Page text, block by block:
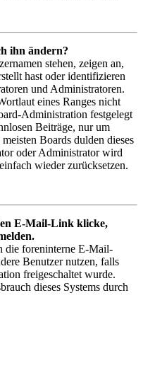
ihn ändern?
stehen, zeigen an,
hast oder identifizieren
und Administratoren.
eines Ranges nicht
Administration festgelegt
Beiträge, nur um
Boards dulden dieses
oder Administrator wird
wieder zurücksetzen.
E-Mail-Link klicke,
die foreninterne E-Mail-
Benutzer nutzen, falls
freigeschaltet wurde.
dieses Systems durch